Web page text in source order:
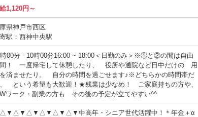
1,120円～
県神戸市西区
駅：西神中央駅
00分 - 10時00分16:00 ~ 18:00＜日勤のみ＞※①と②の間は自由
！ 一度帰宅して休憩したり、 役所や通院など日中だけの 用
済ませたり。 自分の時間を過ごせます♪※どちらかの時間帯だ
という希望も大歓迎！★残業は少なめ！ ご家庭持ちの方や、
ワーク・副業の方も その後の予定が立てやすい^^
中高年・シニア世代活躍中！＊年金＋α